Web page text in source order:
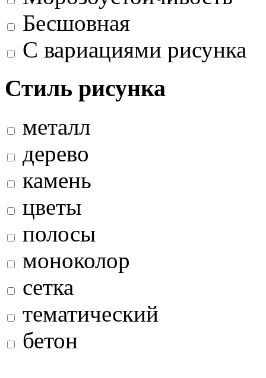
Бесшовная
С вариациями рисунка
Стиль рисунка
металл
дерево
камень
цветы
полосы
моноколор
сетка
тематический
бетон